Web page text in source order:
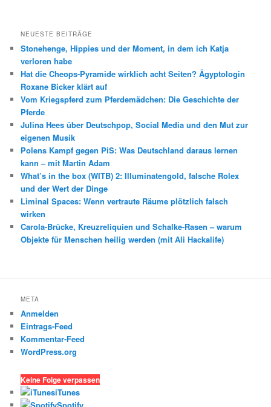
NEUESTE BEITRÄGE
Stonehenge, Hippies und der Moment, in dem ich Katja
verloren habe
Hat die Cheops-Pyramide wirklich acht Seiten? Ägyptologin
Roxane Bicker klärt auf
Vom Kriegspferd zum Pferdemädchen: Die Geschichte der
Pferde
Julina Hees über Deutschpop, Social Media und den Mut zur
eigenen Musik
Polens Kampf gegen PiS: Was Deutschland daraus lernen
kann – mit Martin Adam
What’s in the box (WITB) 2: Illuminatengold, falsche Rolex
und der Wert der Dinge
Liminal Spaces: Wenn vertraute Räume plötzlich falsch
wirken
Carola-Brücke, Kreuzreliquien und Schalke-Rasen – warum
Objekte für Menschen heilig werden (mit Ali Hackalife)
META
Anmelden
Eintrags-Feed
Kommentar-Feed
WordPress.org
Keine Folge verpassen
iTunes